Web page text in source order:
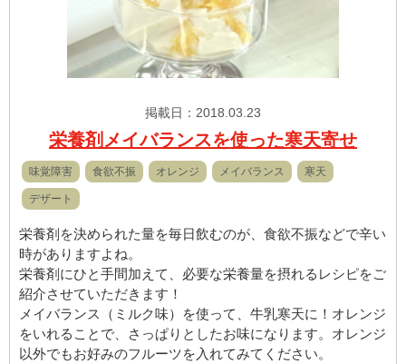
掲載日：2018.03.23
栄養剤メイバランスを使った寒天寄せ
味覚障害 食欲不振 オレンジ メイバランス 寒天
デザート
栄養剤を決められた量を毎日飲むのが、食欲不振などで辛い
時がありますよね。
栄養剤にひと手間加えて、必要な栄養量を摂れるレシピをご
紹介させていただきます！
メイバランス（ミルク味）を使って、牛乳寒天に！オレンジ
をいれることで、さっぱりとしたお味になります。オレンジ
以外でもお好みのフルーツを入れてみてください。